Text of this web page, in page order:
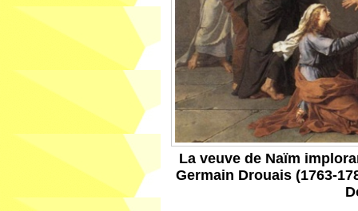
La veuve de Naïm
Germain Drouais (1763-